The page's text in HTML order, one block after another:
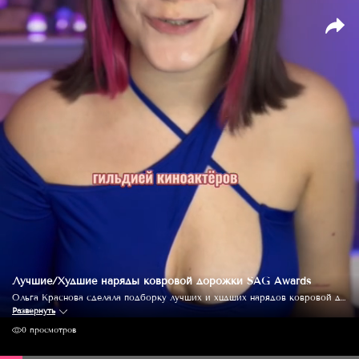
Лучшие/Худшие наряды ковровой дорожки SAG Awards
Ольга Краснова сделала подборку лучших и хцдших нарядов ковровой дорожки SAG Awards.
Развернуть
0 просмотров